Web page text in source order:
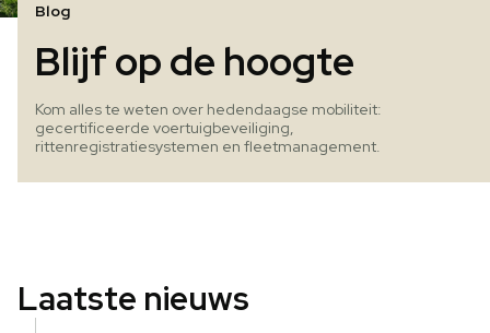
Blog
Blijf op de hoogte
Kom alles te weten over hedendaagse mobiliteit:
gecertificeerde voertuigbeveiliging,
rittenregistratiesystemen en fleetmanagement.
Laatste nieuws